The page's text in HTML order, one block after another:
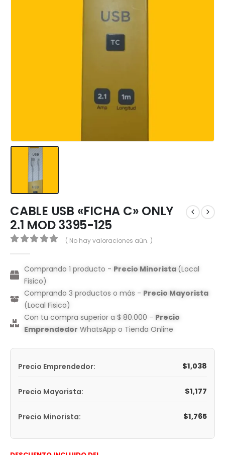
CABLE USB «FICHA C» ONLY
2.1 MOD 3395-125
( No hay valoraciones aún. )
Comprando 1 producto - Precio Minorista (Local
Fisico)
Comprando 3 productos o más - Precio Mayorista
(Local Fisico)
Con tu compra superior a $ 80.000 - Precio
Emprendedor WhatsApp o Tienda Online
Precio Emprendedor: $1,038
Precio Mayorista: $1,177
Precio Minorista: $1,765